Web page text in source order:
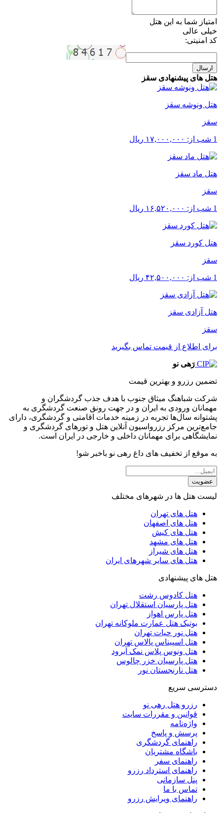
امتیاز شما به این هتل
خیلی عالی
کد امنیتی:
ارسال
هتل های پیشنهادی سقز
هتل ونوشه سقز
سقز
1 شب از: ۱۷,۰۰۰,۰۰۰ ریال
هتل ماد سقز
سقز
1 شب از: ۱۶,۵۲۰,۰۰۰ ریال
هتل کورد سقز
سقز
1 شب از: ۴۲,۵۰۰,۰۰۰ ریال
هتل آزادی سقز
سقز
برای اطلاع از قیمت تماس بگیرید
رَهی نو
تضمین رزرو و بهترین قیمت
شرکت شباهنگ میثاق جنوب با هدف جذب گردشگران و
مهمانان ورودی به ایران و در جهت رونق صنعت گردشگری به
پشتوانه سال‌ها تجربه در زمینه خدمات اقامتی و گردشگری، دارای
جامع‌ترین مرکز رزرواسیون آنلاین هتل و تورهای گردشگری و
نمایشگاهی برای مهمانان داخلی و خارجی در ایران است.
به موقع از تخفیف های داغ رهی نو باخبر شو!
عضویت
لیست هتل ها در شهرهای مختلف
هتل های تهران
هتل های اصفهان
هتل های کیش
هتل های مشهد
هتل های شیراز
هتل های سایر شهرهای ایران
هتل های پیشنهادی
هتل کادوس رشت
هتل پارسیان استقلال تهران
هتل پارس اهواز
بوتیک هتل عمارت ملوکانه تهران
هتل نور حیات تهران
هتل اسپیناس پالاس تهران
هتل ونوس پلاس نمک آبرود
هتل پارسیان خزر چالوس
هتل نارنجستان نور
دسترسی سریع
رزرو هتل رهی نو
قوانین و مقررات سایت
واژه‌نامه
پرسش و پاسخ
راهنمای گردشگری
باشگاه مشتریان
راهنمای سفر
راهنمای استرداد رزرو
پنل سازمانی
تماس با ما
راهنمای ویرایش رزرو